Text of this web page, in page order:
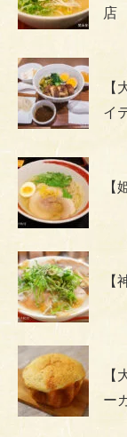
店
【
イ
【
【
【
ー